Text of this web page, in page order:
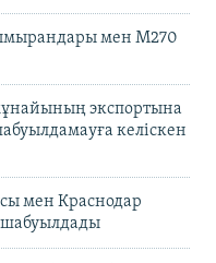
мен M270
экспортына
келіскен
мен Краснодар